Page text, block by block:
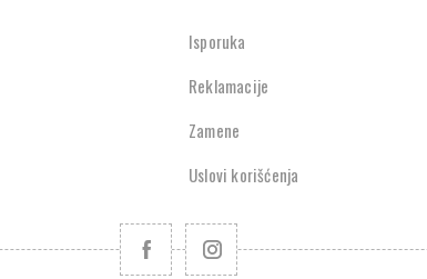
Isporuka
Reklamacije
Zamene
Uslovi korišćenja